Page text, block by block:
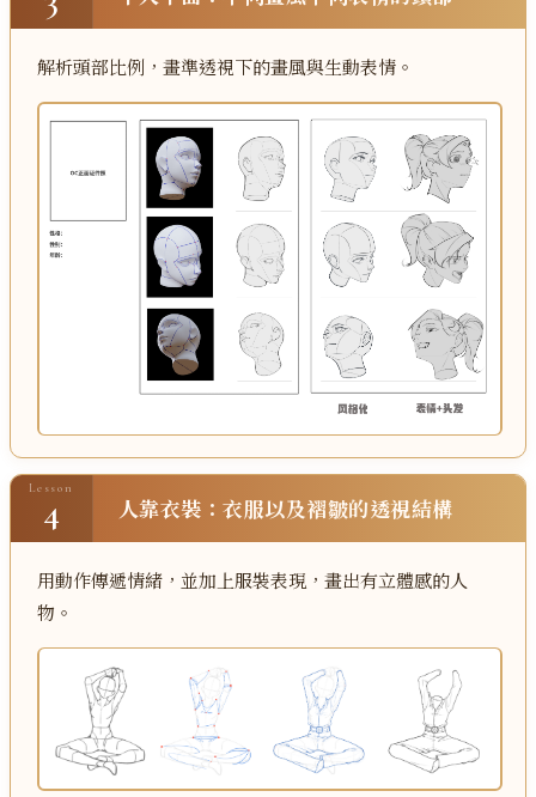
解析頭部比例，畫準透視下的畫風與生動表情。
Lesson
4 人靠衣裝：衣服以及褶皺的透視結構
用動作傳遞情緒，並加上服裝表現，畫出有立體感的人
物。